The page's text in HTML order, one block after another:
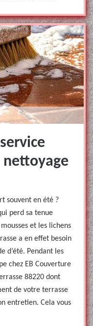
nettoyage
souvent en été ?
perd sa tenue
et les lichens
a en effet besoin
d’été. Pendant les
chez EB Couverture
88220 dont
de votre terrasse
entretien. Cela vous